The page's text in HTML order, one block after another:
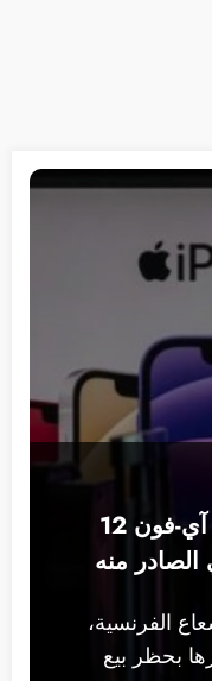
فرنسا توقف مبيعات آي-فون 12
الصادر منه
الفرنسية،
بحظر بيع